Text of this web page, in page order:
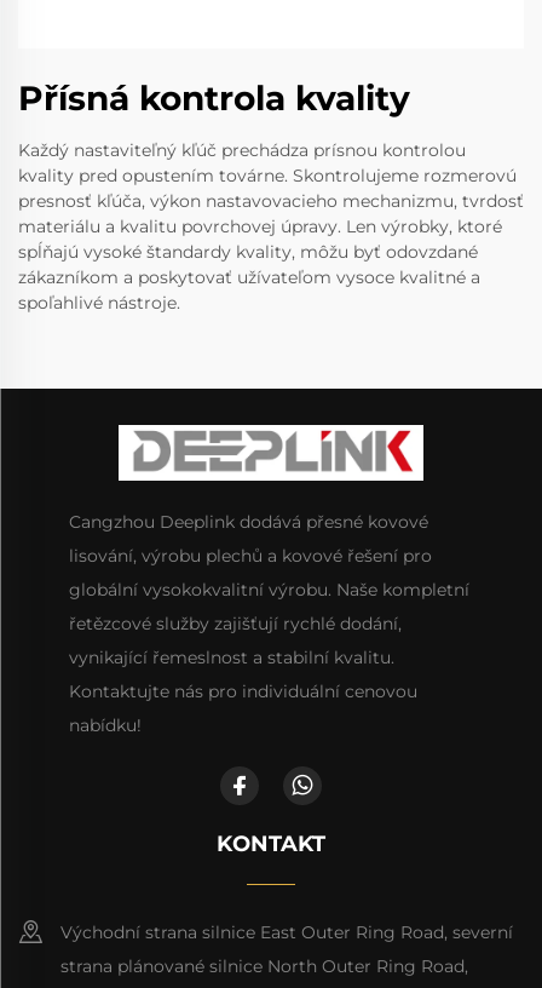
Přísná kontrola kvality
Každý nastaviteľný kľúč prechádza prísnou kontrolou
kvality pred opustením továrne. Skontrolujeme rozmerovú
presnosť kľúča, výkon nastavovacieho mechanizmu, tvrdosť
materiálu a kvalitu povrchovej úpravy. Len výrobky, ktoré
spĺňajú vysoké štandardy kvality, môžu byť odovzdané
zákazníkom a poskytovať užívateľom vysoce kvalitné a
spoľahlivé nástroje.
Cangzhou Deeplink dodává přesné kovové
lisování, výrobu plechů a kovové řešení pro
globální vysokokvalitní výrobu. Naše kompletní
řetězcové služby zajišťují rychlé dodání,
vynikající řemeslnost a stabilní kvalitu.
Kontaktujte nás pro individuální cenovou
nabídku!
KONTAKT
Východní strana silnice East Outer Ring Road, severní
strana plánované silnice North Outer Ring Road,